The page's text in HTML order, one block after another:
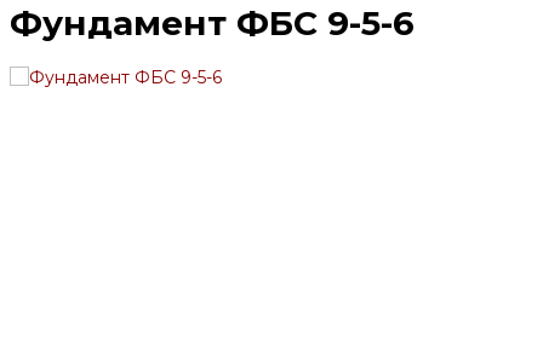
Фундамент ФБС 9-5-6